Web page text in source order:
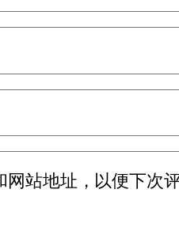
站地址，以便下次评